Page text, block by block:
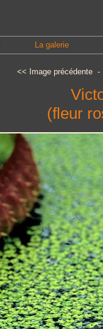
La galerie
<< Image précédente
(fleur